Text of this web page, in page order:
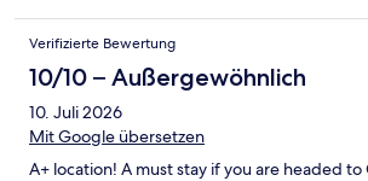
Verifizierte Bewertung
10/10 – Außergewöhnlich
10. Juli 2026
Mit Google übersetzen
A+ location! A must stay if you are headed to